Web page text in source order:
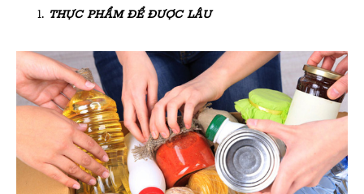
THỰC PHẨM ĐỂ ĐƯỢC LÂU